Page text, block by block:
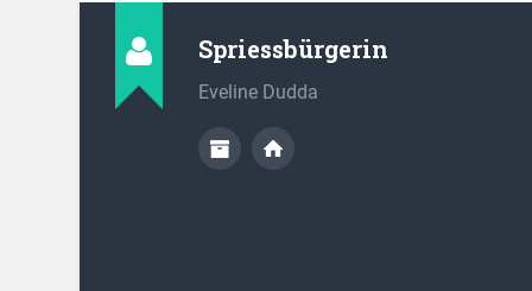
Spriessbürgerin
Eveline Dudda